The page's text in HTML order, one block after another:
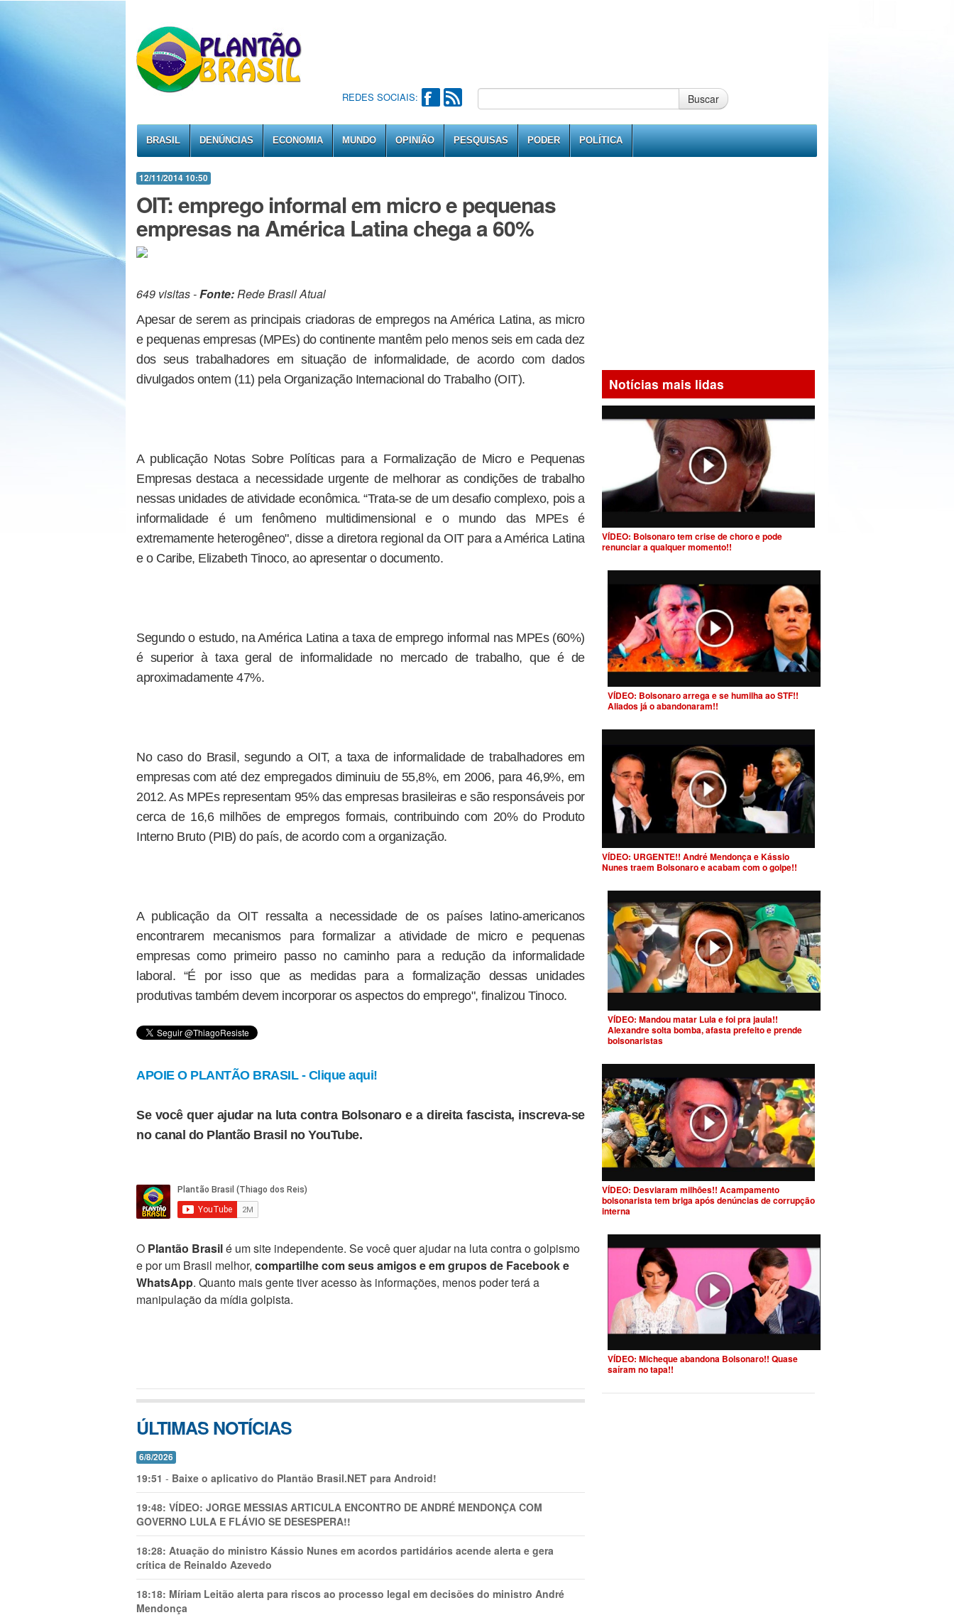
REDES SOCIAIS: Buscar
BRASIL DENÚNCIAS ECONOMIA MUNDO OPINIÃO PESQUISAS PODER POLÍTICA
12/11/2014 10:50
OIT: emprego informal em micro e pequenas
empresas na América Latina chega a 60%
649 visitas -Fonte:Rede Brasil Atual
Apesar de serem as principais criadoras de empregos na América Latina, as micro
e pequenas empresas (MPEs) do continente mantêm pelo menos seis em cada dez
dos seus trabalhadores em situação de informalidade, de acordo com dados
divulgados ontem (11) pela Organização Internacional do Trabalho (OIT).
A publicação Notas Sobre Políticas para a Formalização de Micro e Pequenas
Empresas destaca a necessidade urgente de melhorar as condições de trabalho
nessas unidades de atividade econômica. “Trata-se de um desafio complexo, pois a
informalidade é um fenômeno multidimensional e o mundo das MPEs é
extremamente heterogêneo", disse a diretora regional da OIT para a América Latina
e o Caribe, Elizabeth Tinoco, ao apresentar o documento.
Segundo o estudo, na América Latina a taxa de emprego informal nas MPEs (60%)
é superior à taxa geral de informalidade no mercado de trabalho, que é de
aproximadamente 47%.
No caso do Brasil, segundo a OIT, a taxa de informalidade de trabalhadores em
empresas com até dez empregados diminuiu de 55,8%, em 2006, para 46,9%, em
2012. As MPEs representam 95% das empresas brasileiras e são responsáveis por
cerca de 16,6 milhões de empregos formais, contribuindo com 20% do Produto
Interno Bruto (PIB) do país, de acordo com a organização.
A publicação da OIT ressalta a necessidade de os países latino-americanos
encontrarem mecanismos para formalizar a atividade de micro e pequenas
empresas como primeiro passo no caminho para a redução da informalidade
laboral. “É por isso que as medidas para a formalização dessas unidades
produtivas também devem incorporar os aspectos do emprego", finalizou Tinoco.
APOIE O PLANTÃO BRASIL - Clique aqui!
Se você quer ajudar na luta contra Bolsonaro e a direita fascista, inscreva-se
no canal do Plantão Brasil no YouTube.
O Plantão Brasilé um site independente. Se você quer ajudar na luta contra o golpismo
e por um Brasil melhor, compartilhe com seus amigos e em grupos de Facebook e
WhatsApp. Quanto mais gente tiver acesso às informações, menos poder terá a
manipulação da mídia golpista.
ÚLTIMAS NOTÍCIAS
6/8/2026
19:51 - Baixe o aplicativo do Plantão Brasil.NET para Android!
19:48: VÍDEO: JORGE MESSIAS ARTICULA ENCONTRO DE ANDRÉ MENDONÇA COM
GOVERNO LULA E FLÁVIO SE DESESPERA!!
18:28: Atuação do ministro Kássio Nunes em acordos partidários acende alerta e gera
crítica de Reinaldo Azevedo
18:18: Míriam Leitão alerta para riscos ao processo legal em decisões do ministro André
Mendonça
Notícias mais lidas
VÍDEO: Bolsonaro tem crise de choro e pode
renunciar a qualquer momento!!
VÍDEO: Bolsonaro arrega e se humilha ao STF!!
Aliados já o abandonaram!!
VÍDEO: URGENTE!! André Mendonça e Kássio
Nunes traem Bolsonaro e acabam com o golpe!!
VÍDEO: Mandou matar Lula e foi pra jaula!!
Alexandre solta bomba, afasta prefeito e prende
bolsonaristas
VÍDEO: Desviaram milhões!! Acampamento
bolsonarista tem briga após denúncias de corrupção
interna
VÍDEO: Micheque abandona Bolsonaro!! Quase
saíram no tapa!!